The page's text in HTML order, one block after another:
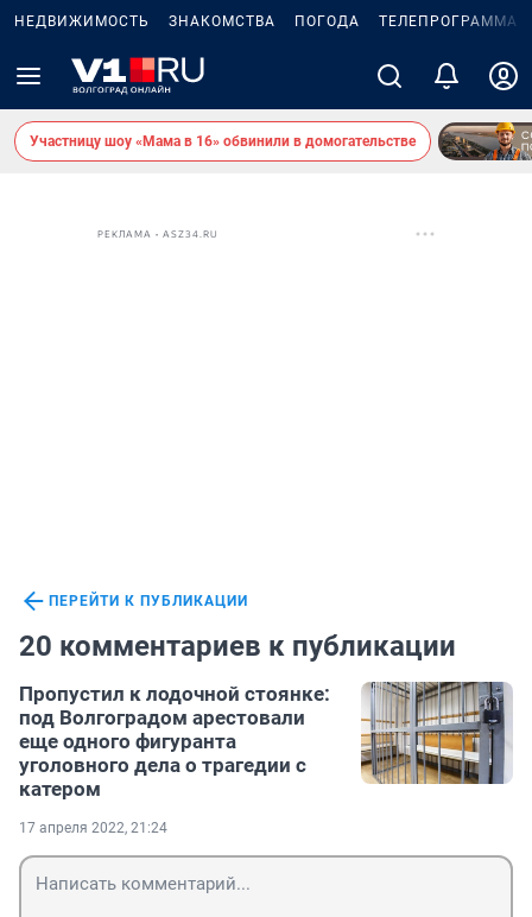
НЕДВИЖИМОСТЬ ЗНАКОМСТВА ПОГОДА ТЕЛЕПРОГРАММА
Участницу шоу «Мама в 16» обвинили в домогательстве
РЕКЛАМА • ASZ34.RU
ПЕРЕЙТИ К ПУБЛИКАЦИИ
20 комментариев к публикации
Пропустил к лодочной стоянке:
под Волгоградом арестовали
еще одного фигуранта
уголовного дела о трагедии с
катером
17 апреля 2022, 21:24